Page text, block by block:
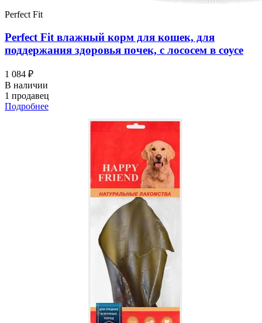
Perfect Fit
Perfect Fit влажный корм для кошек, для
поддержания здоровья почек, с лососем в соусе
1 084 ₽
В наличии
1 продавец
Подробнее